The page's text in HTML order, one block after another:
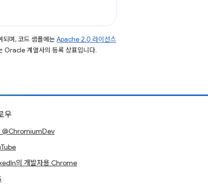
되며, 코드 샘플에는 Apache 2.0 라이선스
Oracle 계열사의 등록 상표입니다.
우
@ChromiumDev
의 개발자용 Chrome